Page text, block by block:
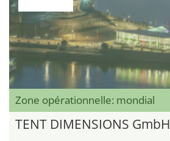
Zone opérationnelle: mondial
TENT DIMENSIONS GmbH